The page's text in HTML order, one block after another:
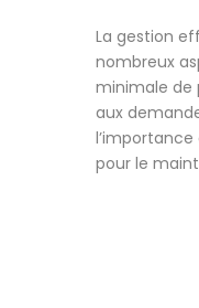
La gestion
nombreux
minimale de
aux
pour le